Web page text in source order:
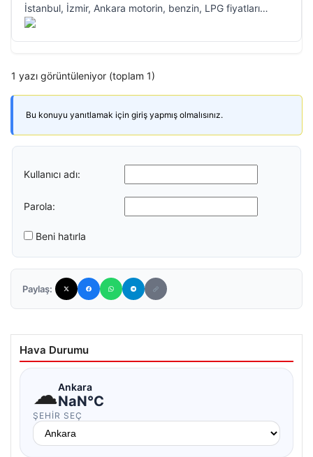
İstanbul, İzmir, Ankara motorin, benzin, LPG fiyatları…
1 yazı görüntüleniyor (toplam 1)
Bu konuyu yanıtlamak için giriş yapmış olmalısınız.
Kullanıcı adı:
Parola:
Beni hatırla
Paylaş:
Hava Durumu
☁Ankara
NaN°C
ŞEHIR SEÇ